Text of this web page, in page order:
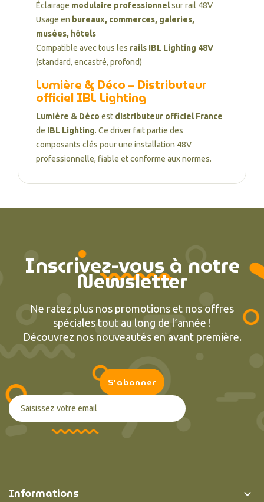
Éclairage modulaire professionnelsur rail 48V
Usage en bureaux, commerces, galeries,
musées, hôtels
Compatible avec tous les rails IBL Lighting 48V
(standard, encastré, profond)
Lumière & Déco – Distributeur
officiel IBL Lighting
Lumière & Déco est distributeur officiel France
de IBL Lighting. Ce driver fait partie des
composants clés pour une installation 48V
professionnelle, fiable et conforme aux normes.
Inscrivez-vous à notre
Newsletter
Ne ratez plus nos promotions et nos offres
spéciales tout au long de l’année !
Découvrez nos nouveautés en avant première.
Informations 